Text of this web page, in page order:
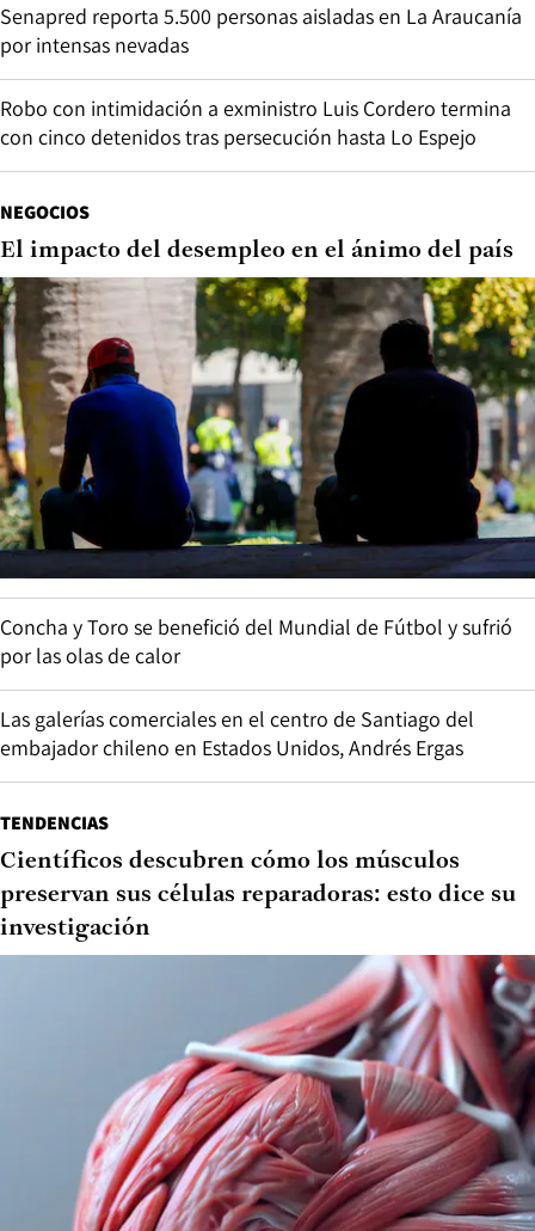
Senapred reporta 5.500 personas aisladas en La Araucanía
por intensas nevadas
Robo con intimidación a exministro Luis Cordero termina
con cinco detenidos tras persecución hasta Lo Espejo
NEGOCIOS
El impacto del desempleo en el ánimo del país
Concha y Toro se benefició del Mundial de Fútbol y sufrió
por las olas de calor
Las galerías comerciales en el centro de Santiago del
embajador chileno en Estados Unidos, Andrés Ergas
TENDENCIAS
Científicos descubren cómo los músculos
preservan sus células reparadoras: esto dice su
investigación